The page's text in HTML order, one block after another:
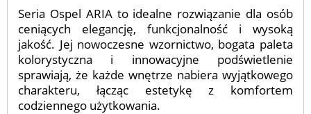
Seria Ospel ARIA to idealne rozwiązanie dla osób
ceniących elegancję, funkcjonalność i wysoką
jakość. Jej nowoczesne wzornictwo, bogata paleta
kolorystyczna i innowacyjne podświetlenie
sprawiają, że każde wnętrze nabiera wyjątkowego
charakteru, łącząc estetykę z komfortem
codziennego użytkowania.